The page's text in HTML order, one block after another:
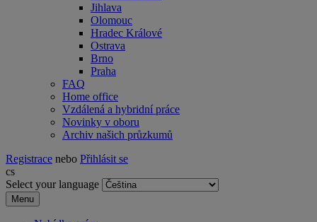
Jihlava
Olomouc
Hradec Králové
Ostrava
Brno
Praha
FAQ
Home office
Vzdálená a hybridní práce
Novinky v oboru
Archiv našich průzkumů
Registrace nebo Přihlásit se
cs
Select your language
Menu